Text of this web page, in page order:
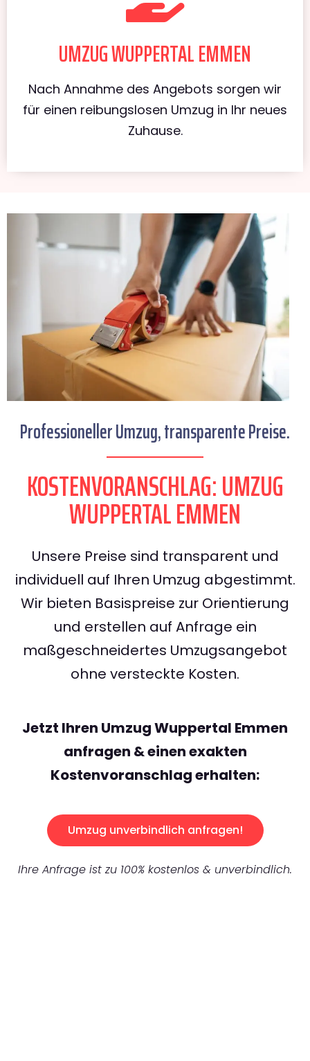
UMZUG WUPPERTAL EMMEN
Nach Annahme des Angebots sorgen wir
für einen reibungslosen Umzug in Ihr neues
Zuhause.
Professioneller Umzug, transparente Preise.
KOSTENVORANSCHLAG: UMZUG
WUPPERTAL EMMEN
Unsere Preise sind transparent und
individuell auf Ihren Umzug abgestimmt.
Wir bieten Basispreise zur Orientierung
und erstellen auf Anfrage ein
maßgeschneidertes Umzugsangebot
ohne versteckte Kosten.
Jetzt Ihren Umzug Wuppertal Emmen
anfragen & einen exakten
Kostenvoranschlag erhalten:
Umzug unverbindlich anfragen!
Ihre Anfrage ist zu 100% kostenlos & unverbindlich.